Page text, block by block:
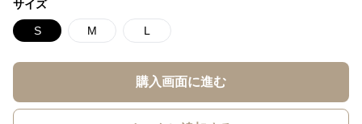
サイズ
S M L
購入画面に進む